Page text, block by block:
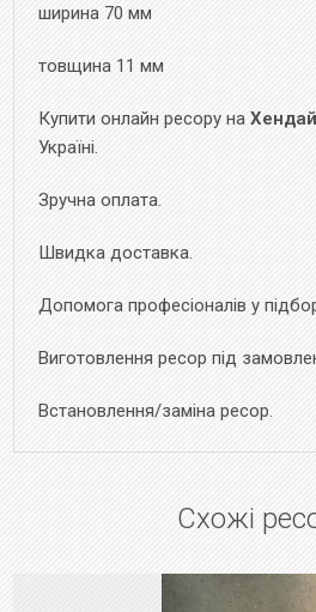
ширина 70 мм
товщина 11 мм
Купити онлайн ресору на
Україні.
Зручна оплата.
Швидка доставка.
Допомога професіоналів у
Виготовлення ресор під
Встановлення/заміна ресор.
Схожі